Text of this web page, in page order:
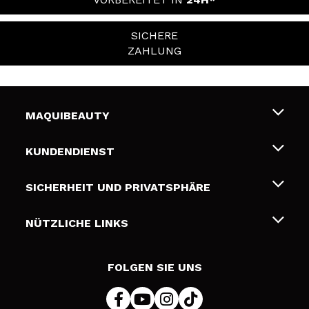
SICHERE
ZAHLUNG
MAQUIBEAUTY
Über uns
Geschenkkarten
KUNDENDIENST
Liefer- und Versandkosten
Zahlung
SICHERHEIT UND PRIVATSPHÄRE
Bedingungen und Datenschutz
NÜTZLICHE LINKS
FOLGEN SIE UNS